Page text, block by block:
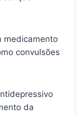
medicamento
convulsões
da